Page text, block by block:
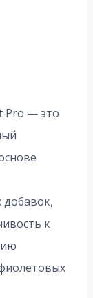
Pro — это
добавок,
к